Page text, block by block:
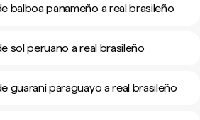
balboa panameño a real brasileño
sol peruano a real brasileño
guaraní paraguayo a real brasileño